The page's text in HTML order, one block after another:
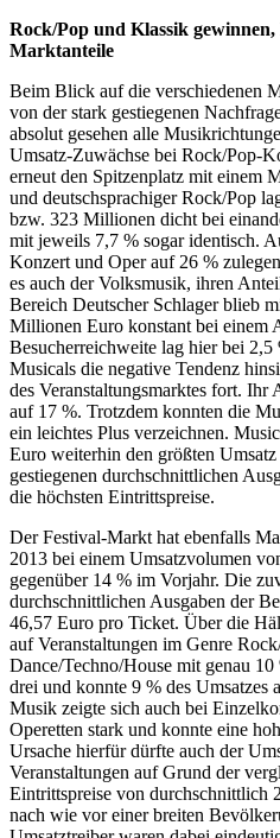
Rock/Pop und Klassik
Marktanteile
Beim Blick auf die verschiedenen
von der stark gestiegenen
absolut gesehen alle
Umsatz-Zuwächse bei Rock/Pop-
erneut den Spitzenplatz mit einem
und deutschsprachiger Rock/Pop
bzw. 323 Millionen dicht bei
mit jeweils 7,7 % sogar identisch.
Konzert und Oper auf 26 %
es auch der Volksmusik, ihren
Bereich Deutscher Schlager blieb
Millionen Euro konstant bei einem
Besucherreichweite lag hier bei 2,5
Musicals die negative Tendenz
des Veranstaltungsmarktes fort.
auf 17 %. Trotzdem konnten die
ein leichtes Plus verzeichnen.
Euro weiterhin den größten
gestiegenen durchschnittlichen
die höchsten Eintrittspreise.
Der Festival-Markt hat ebenfalls
2013 bei einem Umsatzvolumen
gegenüber 14 % im Vorjahr. Die
durchschnittlichen Ausgaben der
46,57 Euro pro Ticket. Über die
auf Veranstaltungen im Genre
Dance/Techno/House mit genau
drei und konnte 9 % des Umsatzes
Musik zeigte sich auch bei
Operetten stark und konnte eine
Ursache hierfür dürfte auch der
Veranstaltungen auf Grund der
Eintrittspreise von durchschnittlich
nach wie vor einer breiten